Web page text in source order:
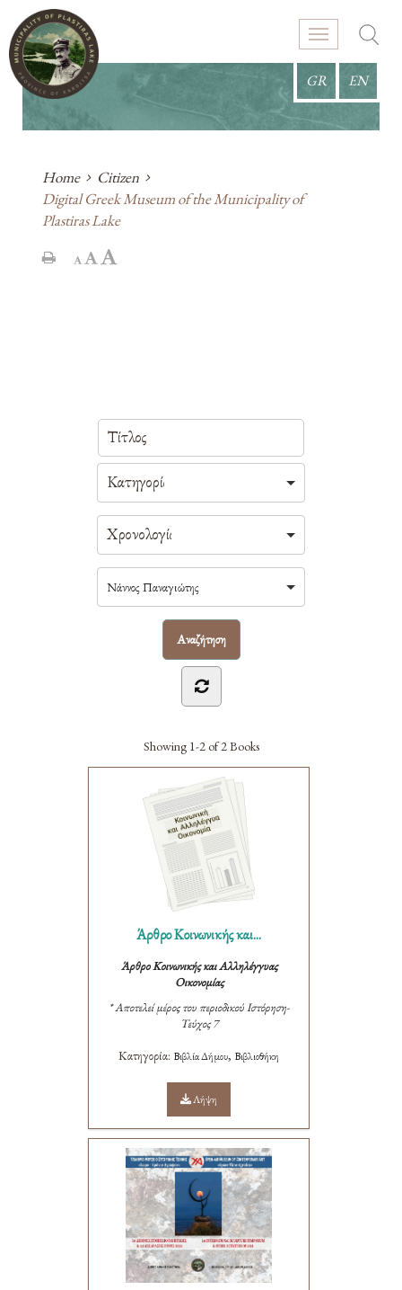
GR EN
Home
Citizen
Digital Greek Museum of the Municipality of
Plastiras Lake
Νάννος Παναγιώτης
Showing 1-2 of 2Books
Άρθρο Κοινωνικής και...
Άρθρο Κοινωνικής και Αλληλέγγυας
Οικονομίας
* Αποτελεί μέρος του περιοδικού Ιστόρηση-
Τεύχος 7
Κατηγορία: Βιβλία Δήμου, Βιβλιοθήκη
Λήψη